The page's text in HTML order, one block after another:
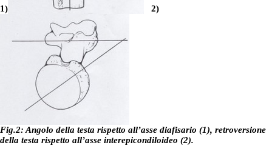
1) 2)
Fig.2: Angolo della testa rispetto all’asse diafisario (1), retroversione
della testa rispetto all’asse interepicondiloideo (2).